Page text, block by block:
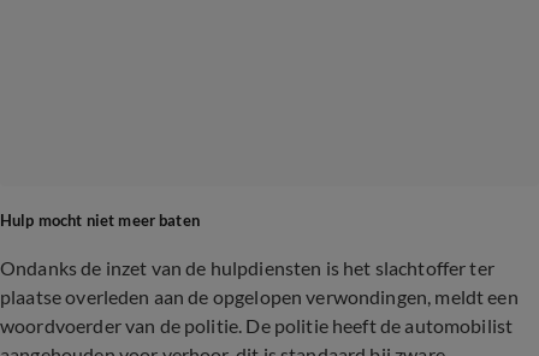
Hulp mocht niet meer baten
Ondanks de inzet van de hulpdiensten is het slachtoffer ter
plaatse overleden aan de opgelopen verwondingen, meldt een
woordvoerder van de politie. De politie heeft de automobilist